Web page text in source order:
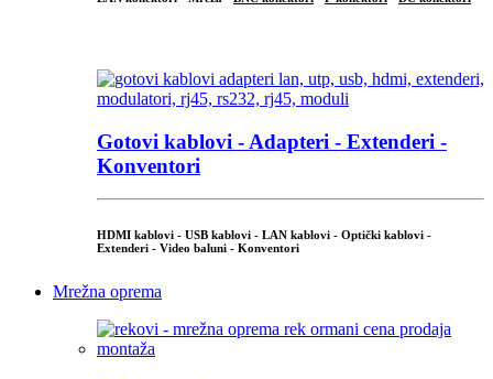
Gotovi kablovi - Adapteri - Extenderi -
Konventori
HDMI kablovi - USB kablovi - LAN kablovi - Optički kablovi -
Extenderi - Video baluni - Konventori
Mrežna oprema